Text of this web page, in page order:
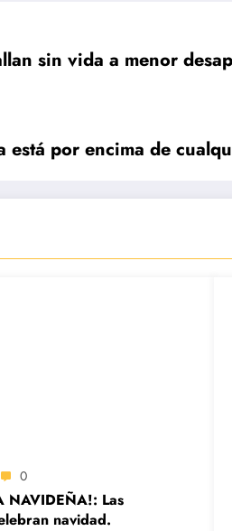
sin vida a menor
está por encima de
0
NAVIDEÑA!: Las
navidad.